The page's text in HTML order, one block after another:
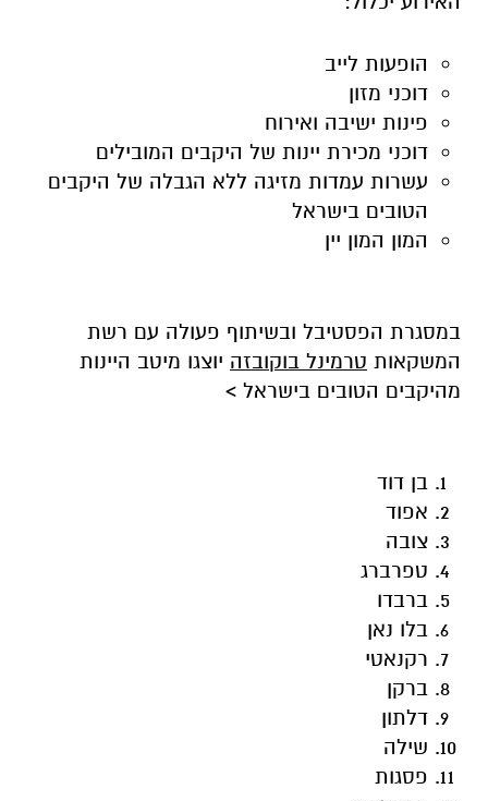
פינות ישיבה ואירוח
עשרות עמדות מזיגה ללא הגבלה של היקבים
הטובים בישראל
המון המון יין
במסגרת הפסטיבל ובשיתוף פעולה עם רשת
המשקאותטרמינל בוקובזה
בן דוד
אפוד
ברבדו
בלו נאן
רקנאטי
ברקן
דלתון
שילה
פסגות
ברטנורה
גוש עציון
יפו
אלכסנדר